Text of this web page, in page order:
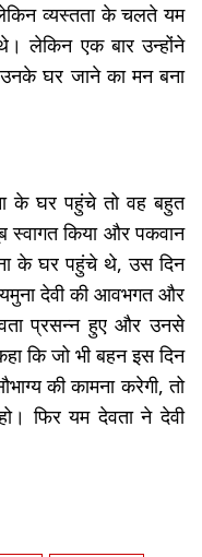
व्यस्तता के चलते यम
लेकिन एक बार उन्होंने
घर जाने का मन बना
के घर पहुंचे तो वह बहुत
स्वागत किया और पकवान
के घर पहुंचे थे, उस दिन
यमुना देवी की आवभगत और
प्रसन्न हुए और उनसे
कि जो भी बहन इस दिन
की कामना करेगी, तो
फिर यम देवता ने देवी